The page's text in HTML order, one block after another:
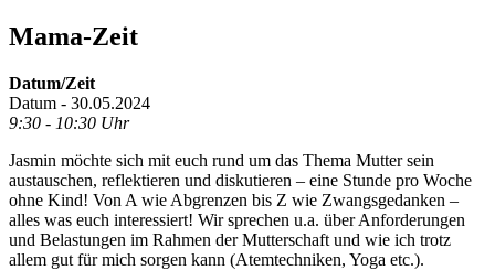
Mama-Zeit
Datum/Zeit
Datum - 30.05.2024
9:30 - 10:30 Uhr
Jasmin möchte sich mit euch rund um das Thema Mutter sein
austauschen, reflektieren und diskutieren – eine Stunde pro Woche
ohne Kind! Von A wie Abgrenzen bis Z wie Zwangsgedanken –
alles was euch interessiert! Wir sprechen u.a. über Anforderungen
und Belastungen im Rahmen der Mutterschaft und wie ich trotz
allem gut für mich sorgen kann (Atemtechniken, Yoga etc.).